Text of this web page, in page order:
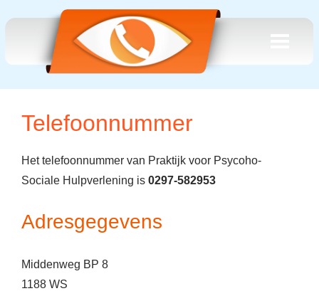
Telefoonnummer
Het telefoonnummer van Praktijk voor Psycoho-
Sociale Hulpverlening is 0297-582953
Adresgegevens
Middenweg BP 8
1188 WS